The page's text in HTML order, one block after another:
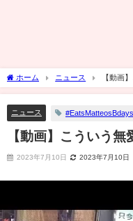
ホーム ニュース 【動画
ニュース
【動画】こういう
2023年7月10日 2023年7月10日